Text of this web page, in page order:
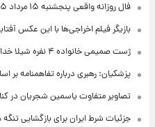
فال روزانه واقعی پنجشنبه ۱۵ مرداد ۱۴۰۵
بازیگر فیلم اخراجی‌ها با این عکس
ژست صمیمی خانواده ۴ نفره شیلا خداداد پربازدید شد + عکس
پزشکیان: رهبری درباره تفاهمنامه
تصاویر متفاوت یاسمین شجریان در
جزئیات شرط ایران برای بازگشایی تنگه